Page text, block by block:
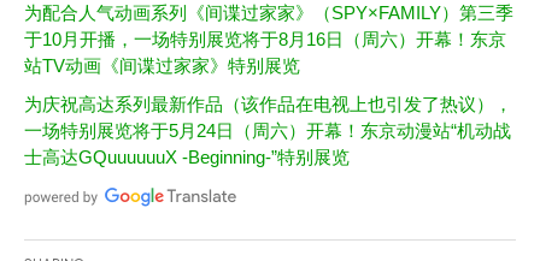
为配合人气动画系列《间谍过家家》（SPY×FAMILY）第三季
于10月开播，一场特别展览将于8月16日（周六）开幕！东京
站TV动画《间谍过家家》特别展览
为庆祝高达系列最新作品（该作品在电视上也引发了热议），
一场特别展览将于5月24日（周六）开幕！东京动漫站“机动战
士高达GQuuuuuuX -Beginning-”特别展览